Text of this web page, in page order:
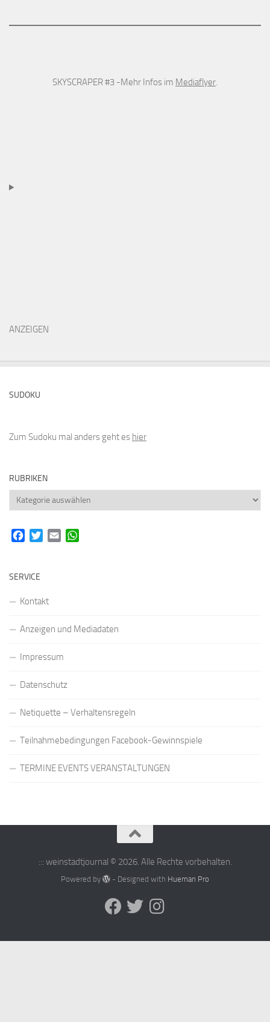
SKYSCRAPER #3 -Mehr Infos im Mediaflyer.
ANZEIGEN
SUDOKU
Zum Sudoku mal anders geht es hier
RUBRIKEN
Rubriken
FacebookTwitterEmail
SERVICE
Kontakt
Anzeigen und Mediadaten
Impressum
Datenschutz
Netiquette – Verhaltensregeln
Teilnahmebedingungen Facebook-Gewinnspiele
TERMINE EVENTS VERANSTALTUNGEN
::: weinstadtjournal © 2026. Alle Rechte vorbehalten.
Powered by - Designed with Hueman Pro